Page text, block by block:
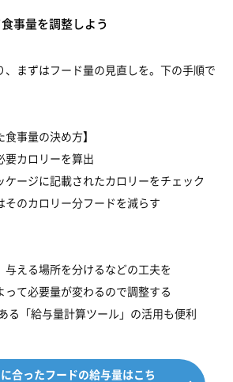
事量を調整しよう
、まずはフード量の見直しを。下の手順で
食事量の決め方】
要カロリーを算出
ージに記載されたカロリーをチェック
のカロリー分フードを減らす
える場所を分けるなどの工夫を
て必要量が変わるので調整する
る「給与量計算ツール」の活用も便利
合ったフードの給与量はこち